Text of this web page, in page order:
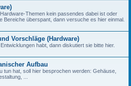
Themen kein passendes dabei ist oder
Bereiche überspant, dann versuche es hier einmal.
Vorschläge (Hardware)
habt, dann diskutiert sie bitte hier.
Aufbau
tun hat, soll hier besprochen werden: Gehäuse,
...